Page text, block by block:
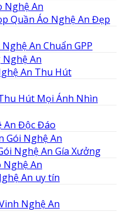
Quần Áo Nghệ An Đẹp
An Chuẩn GPP
An Thu Hút
Hút Mọi Ánh Nhìn
An Độc Đáo
Nghệ An Gía Xưởng
An uy tín
Nghệ An